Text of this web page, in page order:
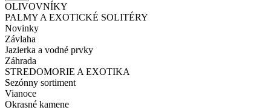
OLIVOVNÍKY
PALMY A EXOTICKÉ SOLITÉRY
Novinky
Závlaha
Jazierka a vodné prvky
Záhrada
STREDOMORIE A EXOTIKA
Sezónny sortiment
Vianoce
Okrasné kamene